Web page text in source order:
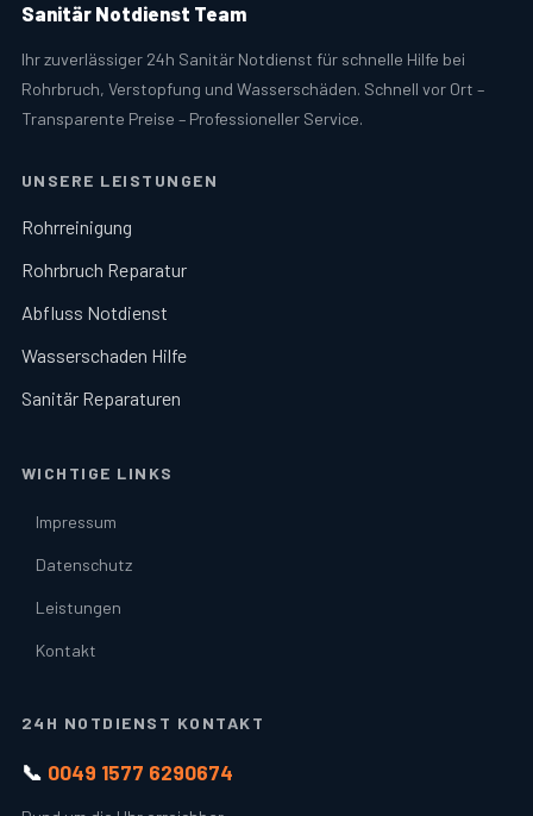
Sanitär Notdienst Team
Ihr zuverlässiger 24h Sanitär Notdienst für schnelle Hilfe bei
Rohrbruch, Verstopfung und Wasserschäden. Schnell vor Ort –
Transparente Preise – Professioneller Service.
UNSERE LEISTUNGEN
Rohrreinigung
Rohrbruch Reparatur
Abfluss Notdienst
Wasserschaden Hilfe
Sanitär Reparaturen
WICHTIGE LINKS
Impressum
Datenschutz
Leistungen
Kontakt
24H NOTDIENST KONTAKT
📞 0049 1577 6290674